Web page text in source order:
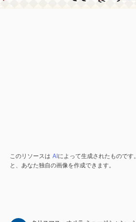
このリソースは AIによって生成されたものです。
と、あなた独自の画像を作成できます。